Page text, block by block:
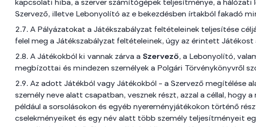
kapcsolati hiba, a szerver számítógépek teljesítménye, a
Szervező, illetve Lebonyolító az e bekezdésben írtakból fakadó
2.7. A Pályázatokat a Játékszabályzat feltételeinek teljesítése
felel meg a Játékszabályzat feltételeinek, úgy az érintett
2.8. A Játékokból ki vannak zárva a Szervező, a Lebonyolító,
megbízottai és mindezen személyek a Polgári Törvénykönyvről
2.9. Az adott Játékból vagy Játékokból – a Szervező megítélése
személy neve alatt csapatban, vesznek részt, azzal a céllal, hogy
például a sorsolásokon és egyéb nyereményjátékokon történő
cselekményeiket és egy név alatt több személy teljesítményeit